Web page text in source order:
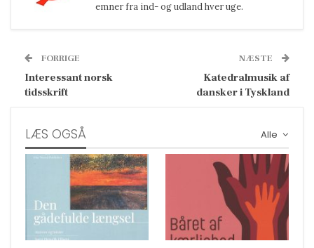
emner fra ind- og udland hver uge.
FORRIGE
Interessant norsk
tidsskrift
NÆSTE
Katedralmusik af
dansker i Tyskland
Alle
LÆS OGSÅ